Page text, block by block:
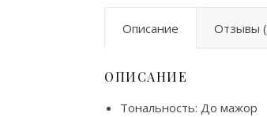
Описание Отзывы
ОПИСАНИЕ
Тональность: До мажор